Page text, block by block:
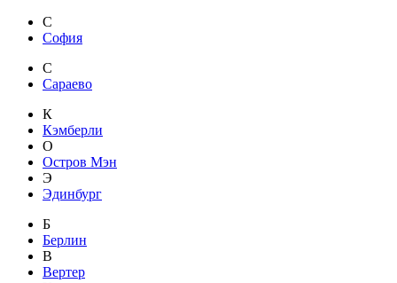
С
София
С
Сараево
К
Кэмберли
О
Остров Мэн
Э
Эдинбург
Б
Берлин
В
Вертер